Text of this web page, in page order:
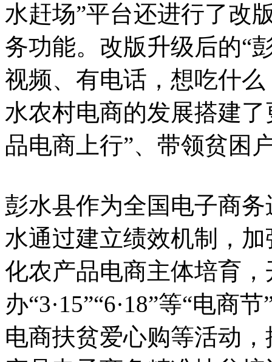
水赶场”平台还进行了改
务功能。改版升级后的“
视频、有电话，想吃什
水农村电商的发展搭建
品电商上行”、带领贫困
彭水县作为全国电子商
水通过建立绩效机制，
化农产品电商主体培育
办“3·15”“6·18”等“电商
电商扶贫爱心购等活动